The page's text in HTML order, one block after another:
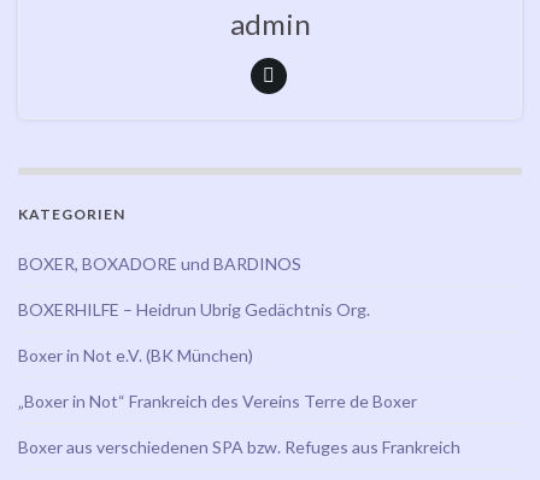
admin
KATEGORIEN
BOXER, BOXADORE und BARDINOS
BOXERHILFE – Heidrun Ubrig Gedächtnis Org.
Boxer in Not e.V. (BK München)
„Boxer in Not“ Frankreich des Vereins Terre de Boxer
Boxer aus verschiedenen SPA bzw. Refuges aus Frankreich